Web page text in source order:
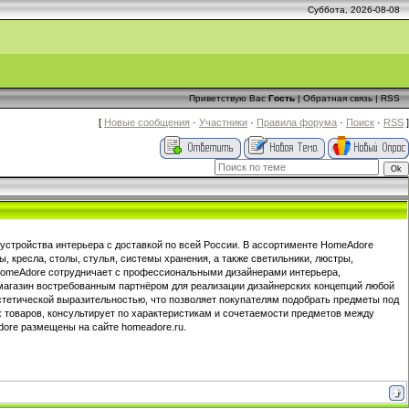
Суббота, 2026-08-08
Приветствую Вас Гость|Обратная связь|RSS
[ Новые сообщения · Участники · Правила форума · Поиск · RSS ]
интерьера с доставкой по всей России. В ассортименте HomeAdore
столы, стулья, системы хранения, а также светильники, люстры,
сотрудничает с профессиональными дизайнерами интерьера,
востребованным партнёром для реализации дизайнерских концепций любой
выразительностью, что позволяет покупателям подобрать предметы под
консультирует по характеристикам и сочетаемости предметов между
размещены на сайте homeadore.ru.